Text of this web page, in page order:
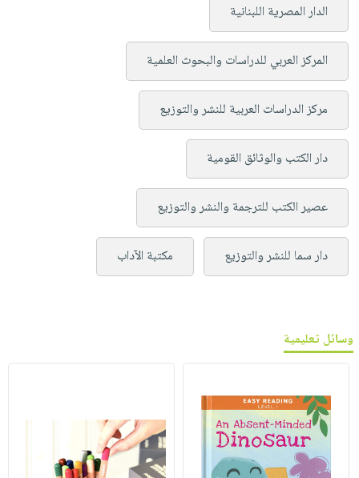
الدار المصرية اللبنانية
المركز العربي للدراسات والبحوث العلمية
مركز الدراسات العربية للنشر والتوزيع
دار الكتب والوثائق القومية
عصير الكتب للترجمة والنشر والتوزيع
دار سما للنشر والتوزيع مكتبة الآداب
وسائل تعليمية